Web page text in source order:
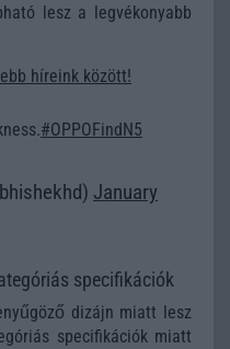
lesz a legvékonyabb
híreink között!
#OPPOFindN5
January
specifikációk
dizájn miatt lesz
specifikációk miatt